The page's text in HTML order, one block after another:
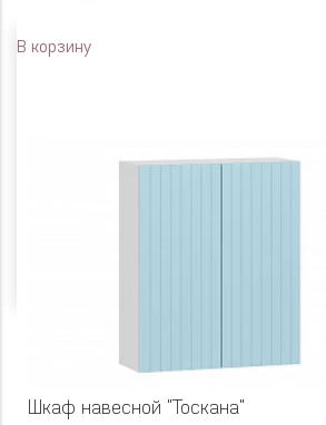
В корзину
Шкаф навесной "Тоскана"